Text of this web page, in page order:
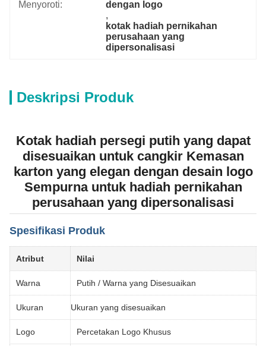
Menyoroti:
dengan logo
,
kotak hadiah pernikahan
perusahaan yang
dipersonalisasi
Deskripsi Produk
Kotak hadiah persegi putih yang dapat
disesuaikan untuk cangkir Kemasan
karton yang elegan dengan desain logo
Sempurna untuk hadiah pernikahan
perusahaan yang dipersonalisasi
Spesifikasi Produk
Atribut Nilai
Warna Putih / Warna yang Disesuaikan
Ukuran Ukuran yang disesuaikan
Logo Percetakan Logo Khusus